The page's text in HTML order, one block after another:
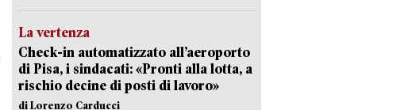
La vertenza
Check-in automatizzato all’aeroporto
di Pisa, i sindacati: «Pronti alla lotta, a
rischio decine di posti di lavoro»
di Lorenzo Carducci